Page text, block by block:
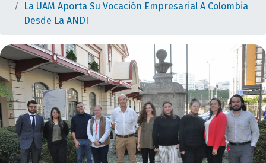
La UAM Aporta Su Vocación Empresarial A Colombia
Desde La ANDI